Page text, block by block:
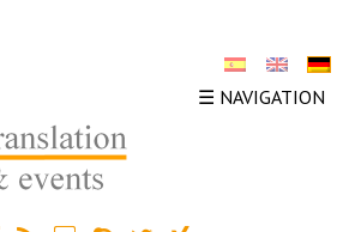
☰ NAVIGATION